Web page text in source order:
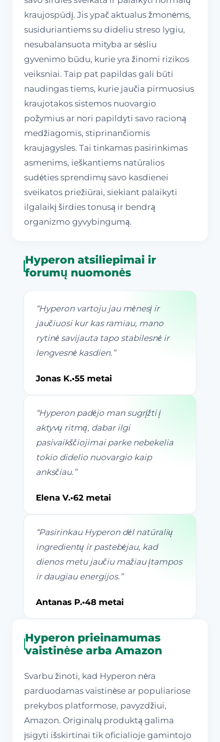
kraujospūdį. Jis ypač aktualus žmonėms,
susiduriantiems su dideliu streso lygiu,
nesubalansuota mityba ar sėsliu
gyvenimo būdu, kurie yra žinomi rizikos
veiksniai. Taip pat papildas gali būti
naudingas tiems, kurie jaučia pirmuosius
kraujotakos sistemos nuovargio
požymius ar nori papildyti savo racioną
medžiagomis, stiprinančiomis
kraujagysles. Tai tinkamas pasirinkimas
asmenims, ieškantiems natūralios
sudėties sprendimų savo kasdienei
sveikatos priežiūrai, siekiant palaikyti
ilgalaikį širdies tonusą ir bendrą
organizmo gyvybingumą.
Hyperon atsiliepimai ir
forumų nuomonės
“Hyperon vartoju jau mėnesį ir
jaučiuosi kur kas ramiau, mano
rytinė savijauta tapo stabilesnė ir
lengvesnė kasdien. ”
Jonas K.•55 metai
“Hyperon padėjo man sugrįžti į
aktyvų ritmą, dabar ilgi
pasivaikščiojimai parke nebekelia
tokio didelio nuovargio kaip
anksčiau. ”
Elena V.•62 metai
“Pasirinkau Hyperon dėl natūralių
ingredientų ir pastebėjau, kad
dienos metu jaučiu mažiau įtampos
ir daugiau energijos. ”
Antanas P.•48 metai
Hyperon prieinamumas
vaistinėse arba Amazon
Svarbu žinoti, kad Hyperon nėra
parduodamas vaistinėse ar populiariose
prekybos platformose, pavyzdžiui,
Amazon. Originalų produktą galima
įsigyti išskirtinai tik oficialioje gamintojo